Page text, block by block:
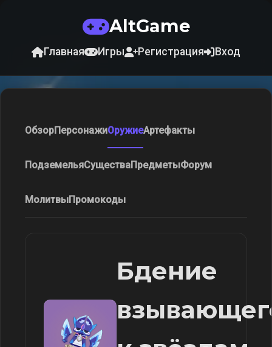
AltGame
Главная Игры Регистрация Вход
ОбзорПерсонажиОружиеАртефакты
ПодземельяСуществаПредметыФорум
МолитвыПромокоды
Бдение